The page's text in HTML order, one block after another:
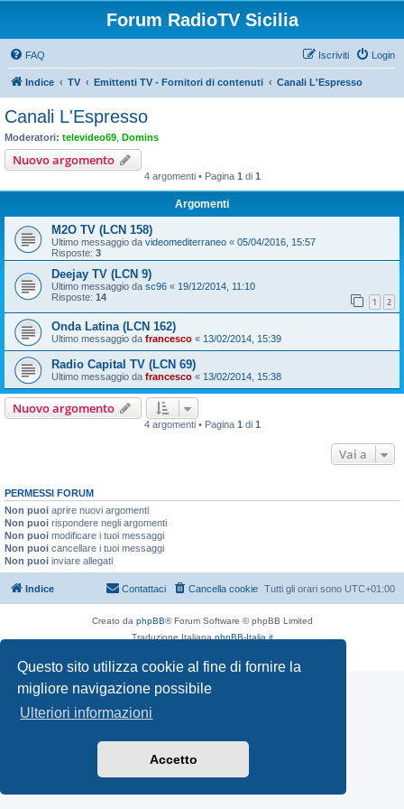
Questo sito utilizza cookie al fine di fornire la
migliore navigazione possibile
Ulteriori informazioni
Accetto
Forum RadioTV Sicilia
FAQ Login
Iscriviti
Indice TV Emittenti TV - Fornitori di contenuti Canali L'Espresso
Canali L'Espresso
Moderatori: televideo69 Domins
Nuovo argomento
4 argomenti • Pagina 1 di 1
Argomenti
M2O TV (LCN 158)
Ultimo messaggio da videomediterraneo « 05/04/2016, 15:57
Risposte: 3
Deejay TV (LCN 9)
Ultimo messaggio da sc96 « 19/12/2014, 11:10
Risposte: 14 1 2
Onda Latina (LCN 162)
Ultimo messaggio da francesco « 13/02/2014, 15:39
Radio Capital TV (LCN 69)
Ultimo messaggio da francesco « 13/02/2014, 15:38
Nuovo argomento
4 argomenti • Pagina 1 di 1
Vai a
PERMESSI FORUM
Non puoi aprire nuovi argomenti
Non puoi rispondere negli argomenti
Non puoi modificare i tuoi messaggi
Non puoi cancellare i tuoi messaggi
Non puoi inviare allegati
Indice Tutti gli orari sono UTC+01:00
Cancella cookie
Contattaci
Creato da phpBB® Forum Software © phpBB Limited
Traduzione Italiana phpBB-Italia.it